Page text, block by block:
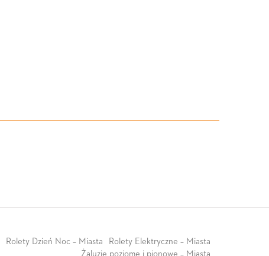
Rolety Dzień Noc – Miasta
Rolety Elektryczne – Miasta
Żaluzje poziome i pionowe – Miasta